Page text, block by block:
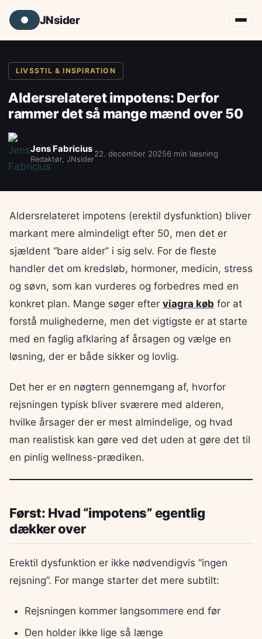
JNsider
LIVSSTIL & INSPIRATION
Aldersrelateret impotens: Derfor
rammer det så mange mænd over 50
Jens Fabricius
Redaktør, JNsider
22. december 20256 min læsning
Aldersrelateret impotens (erektil dysfunktion) bliver
markant mere almindeligt efter 50, men det er
sjældent “bare alder” i sig selv. For de fleste
handler det om kredsløb, hormoner, medicin, stress
og søvn, som kan vurderes og forbedres med en
konkret plan. Mange søger efter viagra køb for at
forstå mulighederne, men det vigtigste er at starte
med en faglig afklaring af årsagen og vælge en
løsning, der er både sikker og lovlig.
Det her er en nøgtern gennemgang af, hvorfor
rejsningen typisk bliver sværere med alderen,
hvilke årsager der er mest almindelige, og hvad
man realistisk kan gøre ved det uden at gøre det til
en pinlig wellness-prædiken.
Først: Hvad “impotens” egentlig
dækker over
Erektil dysfunktion er ikke nødvendigvis “ingen
rejsning”. For mange starter det mere subtilt:
Rejsningen kommer langsommere end før
Den holder ikke lige så længe